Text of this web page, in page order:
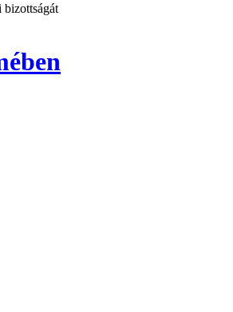
bizottságát